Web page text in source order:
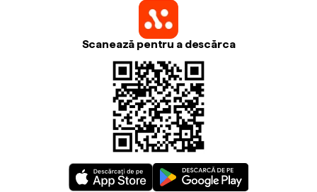
Scanează pentru a descărca